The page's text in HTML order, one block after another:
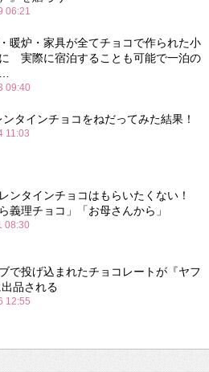
06:21
暖炉・家具が全てチョコで作られた小
実際に宿泊することも可能で一泊の
09:40
タインチョコをねだってみた結果！
11:03
ンタインチョコはもらいたくない！
義理チョコ」「お母さんから」
08:30
で投げ込まれたチョコレートが『ヤフ
品される
12:55